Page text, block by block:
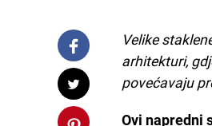
Velike
arhitekturi,
povećavaju
Ovi napredni